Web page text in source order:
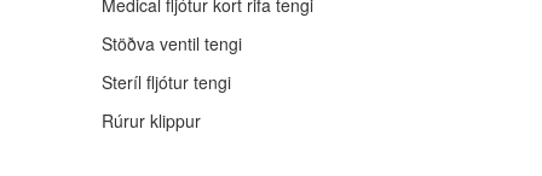
Medical fljótur kort rifa tengi
Stöðva ventil tengi
Steríl fljótur tengi
Rúrur klippur